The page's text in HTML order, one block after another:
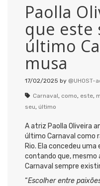
Paolla
que este
último
musa
17/02/2025 by @UHOST-
Carnaval, como, este,
seu, último
A atriz Paolla Oliveira
último Carnaval como
Rio. Ela concedeu
contando que, mesmo
Carnaval sempre
“Escolher entre